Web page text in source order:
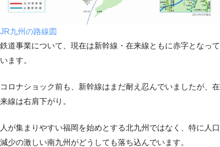
JR九州の路線図
鉄道事業について、現在は新幹線・在来線ともに赤字となって
います。
コロナショック前も、新幹線はまだ耐え忍んでいましたが、在
来線は右肩下がり。
人が集まりやすい福岡を始めとする北九州ではなく、特に人口
減少の激しい南九州がどうしても落ち込んでいます。